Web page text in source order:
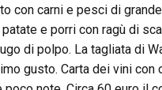
con carni e pesci di grande
e porri con ragù di
di polpo. La tagliata di
gusto. Carta dei vini con